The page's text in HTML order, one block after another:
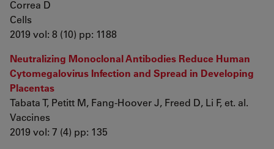
Correa D
Cells
2019 vol: 8 (10) pp: 1188
Neutralizing Monoclonal Antibodies Reduce Human
Cytomegalovirus Infection and Spread in Developing
Placentas
Tabata T, Petitt M, Fang-Hoover J, Freed D, Li F, et. al.
Vaccines
2019 vol: 7 (4) pp: 135